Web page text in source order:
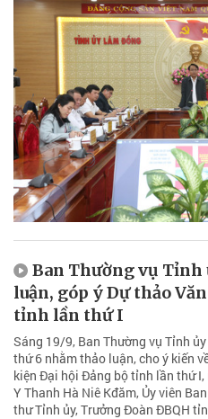
Ban Thường vụ
luận, góp ý Dự thảo
tỉnh lần thứ I
Sáng 19/9, Ban Thường vụ Tỉnh
thứ 6 nhằm thảo luận, cho ý kiến
kiện Đại hội Đảng bộ tỉnh lần thứ
Y Thanh Hà Niê Kđăm, Ủy viên
thư Tỉnh ủy, Trưởng Đoàn ĐBQH